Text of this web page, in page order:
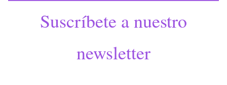
Suscríbete a nuestro
newsletter